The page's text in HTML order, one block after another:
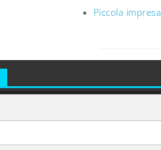
Piccola impresa